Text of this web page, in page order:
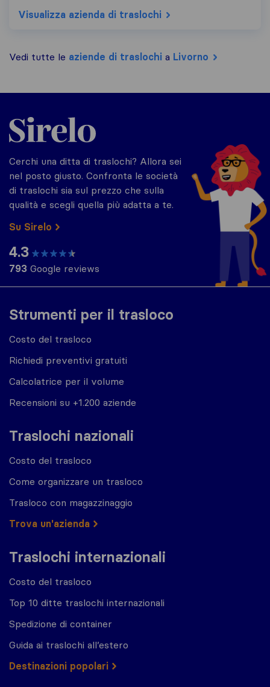
Visualizza azienda di traslochi
Vedi tutte le aziende di traslochi a Livorno
Strumenti per il trasloco
Costo del trasloco
Richiedi preventivi gratuiti
Calcolatrice per il volume
Recensioni su +1.200 aziende
Traslochi nazionali
Costo del trasloco
Come organizzare un trasloco
Trasloco con magazzinaggio
Trova un'azienda
Traslochi internazionali
Costo del trasloco
Top 10 ditte traslochi internazionali
Spedizione di container
Guida ai traslochi all’estero
Destinazioni popolari
Sirelo.it
Cerchi una ditta di traslochi? Allora sei
nel posto giusto. Confronta le società
di traslochi sia sul prezzo che sulla
qualità e scegli quella più adatta a te.
Su Sirelo
4.3
793 Google reviews